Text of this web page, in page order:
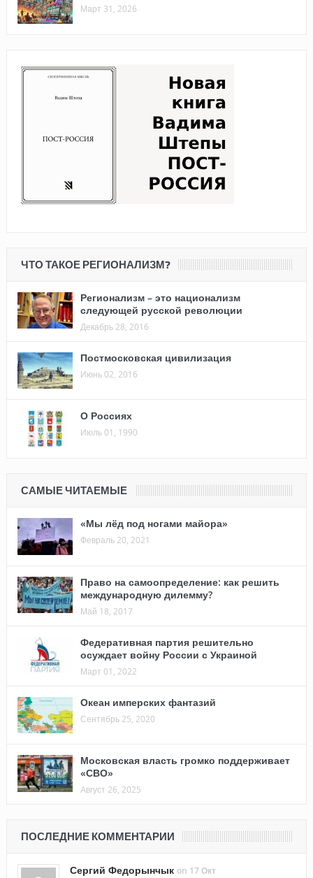
Март 31, 2026
ЧТО ТАКОЕ РЕГИОНАЛИЗМ?
Регионализм – это национализм
следующей русской революции
Декабрь 28, 2016
Постмосковская цивилизация
Июнь 02, 2016
О Россиях
Июль 01, 1990
САМЫЕ ЧИТАЕМЫЕ
«Мы лёд под ногами майора»
Февраль 20, 2021
Право на самоопределение: как решить
международную дилемму?
Май 18, 2017
Федеративная партия решительно
осуждает войну России с Украиной
Март 01, 2022
Океан имперских фантазий
Сентябрь 25, 2020
Московская власть громко поддерживает
«СВО»
Август 26, 2025
ПОСЛЕДНИЕ КОММЕНТАРИИ
Сергий Федорынчык on 17 Окт